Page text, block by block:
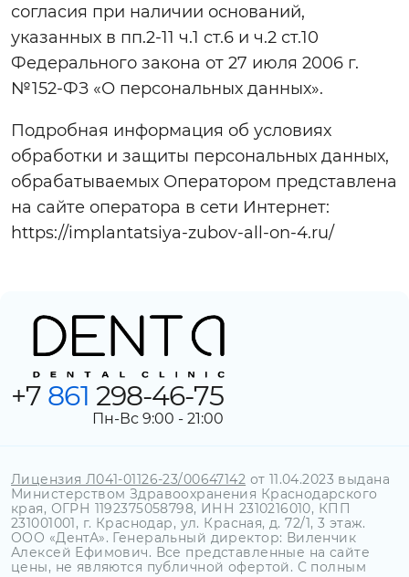
согласия при наличии оснований,
указанных в пп.2-11 ч.1 ст.6 и ч.2 ст.10
Федерального закона от 27 июля 2006 г.
№152-ФЗ «О персональных данных».
Подробная информация об условиях
обработки и защиты персональных данных,
обрабатываемых Оператором представлена
на сайте оператора в сети Интернет:
https://implantatsiya-zubov-all-on-4.ru/
+7 861 298-46-75
Пн-Вс 9:00 - 21:00
Лицензия Л041-01126-23/00647142 от 11.04.2023 выдана
Министерством Здравоохранения Краснодарского
края, ОГРН 1192375058798, ИНН 2310216010, КПП
231001001, г. Краснодар, ул. Красная, д. 72/1, 3 этаж.
ООО «ДентА». Генеральный директор: Виленчик
Алексей Ефимович. Все представленные на сайте
цены, не являются публичной офертой. C полным